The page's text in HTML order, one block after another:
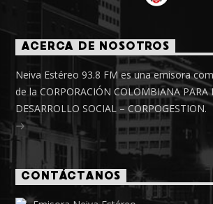
ACERCA DE NOSOTROS
Neiva Estéreo 93.8 FM es una emisora
de la CORPORACIÓN COLOMBIANA PARA
DESARROLLO SOCIAL – CORPOGESTION.
CONTÁCTANOS